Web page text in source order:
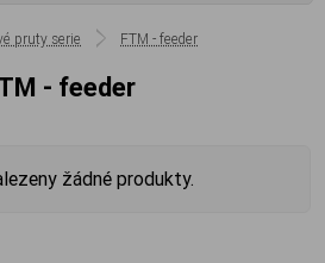
pruty serie FTM - feeder
- feeder
žádné produkty.